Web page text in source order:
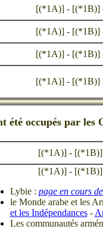
[(*1A)] - [(*1B)]
[(*1A)] - [(*1B)]
[(*1A)] - [(*1B)]
[(*1A)] - [(*1B)]
été occupés par les
[(*1A)] -
[(*1A)] -
Lybie : page en cours
le Monde arabe et les
et les Indépendances-
Les communautés